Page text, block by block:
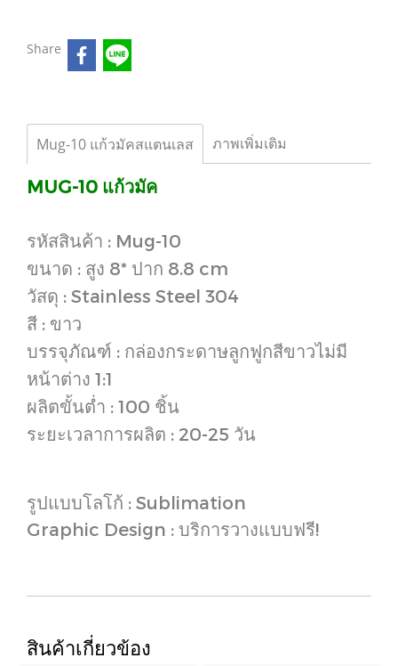
Share
Mug-10 แก้วมัคสแตนเลส ภาพเพิ่มเติม
MUG-10 แก้วมัค
รหัสสินค้า : Mug-10
ขนาด : สูง 8* ปาก 8.8 cm
วัสดุ : Stainless Steel 304
สี : ขาว
บรรจุภัณฑ์ : กล่องกระดาษลูกฟูกสีขาวไม่มี
หน้าต่าง 1:1
ผลิตขั้นต่ำ : 100 ชิ้น
ระยะเวลาการผลิต : 20-25 วัน
รูปแบบโลโก้ : Sublimation
Graphic Design : บริการวางแบบฟรี!
สินค้าเกี่ยวข้อง